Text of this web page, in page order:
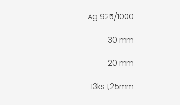
Ag 925/1000
30 mm
20 mm
13ks 1,25mm